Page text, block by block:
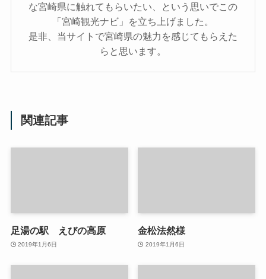
な宮崎県に触れてもらいたい、という思いでこの
「宮崎観光ナビ」を立ち上げました。
是非、当サイトで宮崎県の魅力を感じてもらえた
らと思います。
関連記事
足湯の駅 えびの高原
2019年1月6日
金松法然様
2019年1月6日